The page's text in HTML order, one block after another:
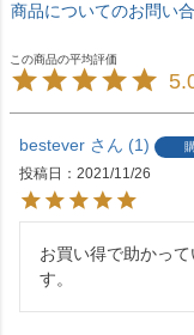
商品についてのお問い
bestever 1
投稿日
2021/11/26
お買い得で助かっ
す。